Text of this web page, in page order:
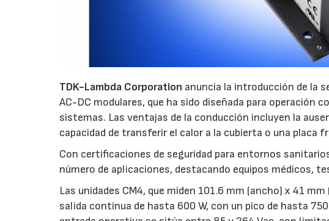
TDK-Lambda Corporation anuncia la introducción de la
AC-DC modulares, que ha sido diseñada para operación
sistemas. Las ventajas de la conducción incluyen la
capacidad de transferir el calor a la cubierta o una placa
Con certificaciones de seguridad para entornos
número de aplicaciones, destacando equipos médicos,
Las unidades CM4, que miden 101.6 mm (ancho) x 41
salida continua de hasta 600 W, con un pico de hasta